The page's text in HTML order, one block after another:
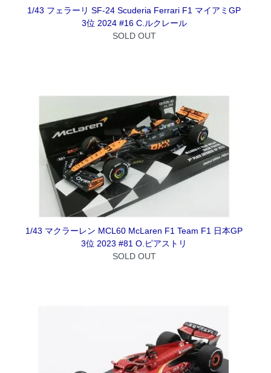
1/43 フェラーリ SF-24 Scuderia Ferrari F1 マイアミGP
3位 2024 #16 C.ルクレール
SOLD OUT
1/43 マクラーレン MCL60 McLaren F1 Team F1 日本GP
3位 2023 #81 O.ピアストリ
SOLD OUT